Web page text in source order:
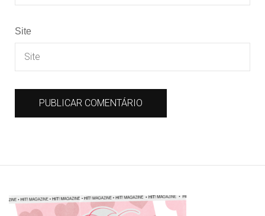
Site